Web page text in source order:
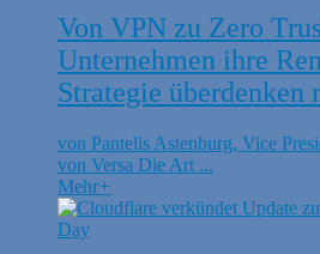
Von VPN zu Zero
Unternehmen ihre
Strategie überdenken
von Pantelis Astenburg, Vice
von Versa Die Art ...
Mehr+